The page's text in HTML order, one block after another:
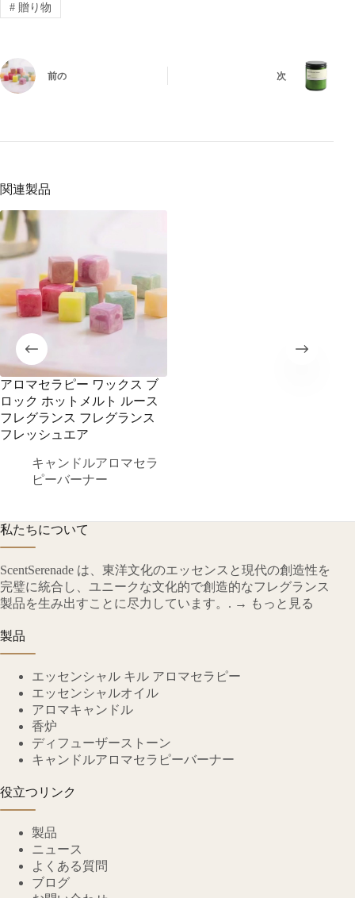
#贈り物
前の 次
関連製品
アロマセラピー ワックス ブ
ロック ホットメルト ルース
フレグランス フレグランス
フレッシュエア
キャンドルアロマセラ
ピーバーナー
私たちについて
ScentSerenade は、東洋文化のエッセンスと現代の創造性を
完璧に統合し、ユニークな文化的で創造的なフレグランス
製品を生み出すことに尽力しています。. → もっと見る
製品
エッセンシャル キル アロマセラピー
エッセンシャルオイル
アロマキャンドル
香炉
ディフューザーストーン
キャンドルアロマセラピーバーナー
役立つリンク
製品
ニュース
よくある質問
ブログ